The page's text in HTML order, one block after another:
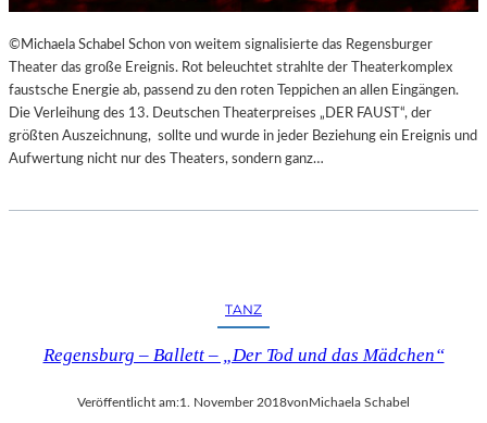
©Michaela Schabel Schon von weitem signalisierte das Regensburger
Theater das große Ereignis. Rot beleuchtet strahlte der Theaterkomplex
faustsche Energie ab, passend zu den roten Teppichen an allen Eingängen.
Die Verleihung des 13. Deutschen Theaterpreises „DER FAUST“, der
größten Auszeichnung, sollte und wurde in jeder Beziehung ein Ereignis und
Aufwertung nicht nur des Theaters, sondern ganz…
TANZ
Regensburg – Ballett – „Der Tod und das Mädchen“
Veröffentlicht am:1. November 2018vonMichaela Schabel